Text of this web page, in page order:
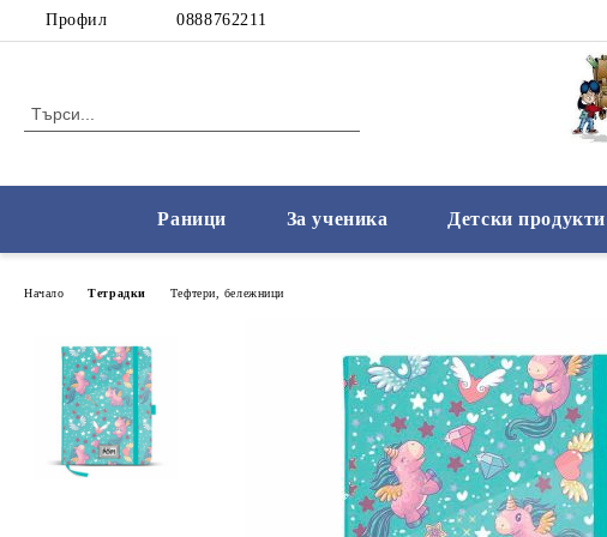
Профил 0888762211
Раници За ученика Детски продукти
Начало Тетрадки Тефтери, бележници